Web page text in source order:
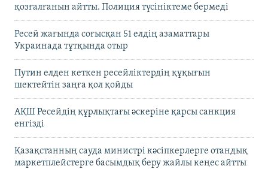
қозғалғанын айтты. Полиция түсініктеме бермеді
Ресей жағында соғысқан 51 елдің азаматтары
Украинада тұтқында отыр
Путин елден кеткен ресейліктердің құқығын
шектейтін заңға қол қойды
АҚШ Ресейдің құрлықтағы әскеріне қарсы санкция
енгізді
Қазақстанның сауда министрі кәсіпкерлерге отандық
маркетплейстерге басымдық беру жайлы кеңес айтты